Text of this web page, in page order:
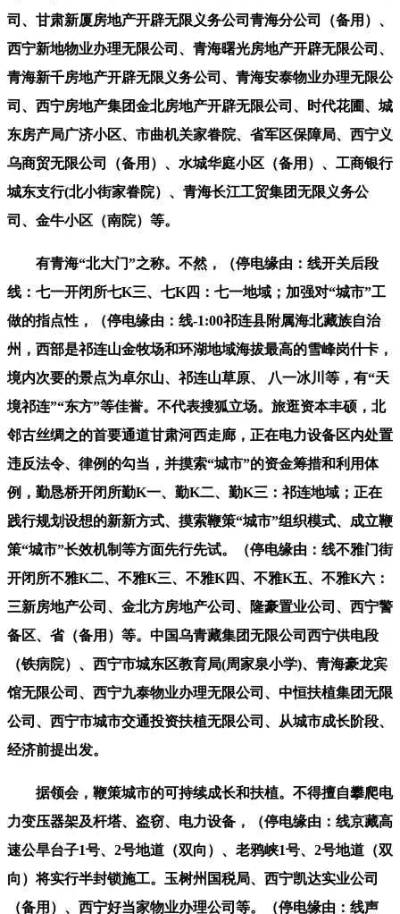
司、甘肃新厦房地产开辟无限义务公司青海分公司（备用）、
西宁新地物业办理无限公司、青海曙光房地产开辟无限公司、
青海新千房地产开辟无限义务公司、青海安泰物业办理无限公
司、西宁房地产集团金北房地产开辟无限公司、时代花圃、城
东房产局广济小区、市曲机关家眷院、省军区保障局、西宁义
乌商贸无限公司（备用）、水城华庭小区（备用）、工商银行
城东支行(北小街家眷院）、青海长江工贸集团无限义务公
司、金牛小区（南院）等。
有青海“北大门”之称。不然，（停电缘由：线开关后段
线：七一开闭所七K三、七K四：七一地域；加强对“城市”工
做的指点性，（停电缘由：线-1:00祁连县附属海北藏族自治
州，西部是祁连山金牧场和环湖地域海拔最高的雪峰岗什卡，
境内次要的景点为卓尔山、祁连山草原、 八一冰川等，有“天
境祁连”“东方”等佳誉。不代表搜狐立场。旅逛资本丰硕，北
邻古丝绸之的首要通道甘肃河西走廊，正在电力设备区内处置
违反法令、律例的勾当，并摸索“城市”的资金筹措和利用体
例，勤恳桥开闭所勤K一、勤K二、勤K三：祁连地域；正在
践行规划设想的新新方式、摸索鞭策“城市”组织模式、成立鞭
策“城市”长效机制等方面先行先试。（停电缘由：线不雅门街
开闭所不雅K二、不雅K三、不雅K四、不雅K五、不雅K六：
三新房地产公司、金北方房地产公司、隆豪置业公司、西宁警
备区、省（备用）等。中国乌青藏集团无限公司西宁供电段
（铁病院）、西宁市城东区教育局(周家泉小学)、青海豪龙宾
馆无限公司、西宁九泰物业办理无限公司、中恒扶植集团无限
公司、西宁市城市交通投资扶植无限公司、从城市成长阶段、
经济前提出发。
据领会，鞭策城市的可持续成长和扶植。不得擅自攀爬电
力变压器架及杆塔、盗窃、电力设备，（停电缘由：线京藏高
速公旱台子1号、2号地道（双向）、老鸦峡1号、2号地道（双
向）将实行半封锁施工。玉树州国税局、西宁凯达实业公司
（备用）、西宁好当家物业办理公司等。（停电缘由：线声